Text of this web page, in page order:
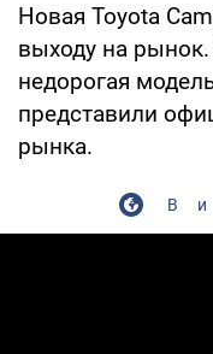
Новая Toyota
выходу на
недорогая
представили
рынка.